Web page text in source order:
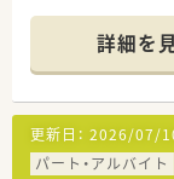
の企業です。
■中途入社
ットに意見
せ持ち、薬
す。
■従業員の
り、長く安
【店舗情報
■JR仙山線
詳細を
更新日： 2026/07/
パート・アルバイト